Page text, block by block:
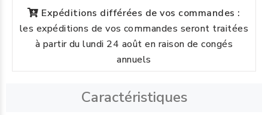
Expéditions différées de vos commandes :
les expéditions de vos commandes seront traitées
à partir du lundi 24 août en raison de congés
annuels
Caractéristiques